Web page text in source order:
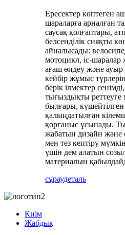
Ересектер көптеген
шараларға арналған
саусақ қолғаптары,
белсенділік сияқты
айналысады:
мотоцикл, іс-шаралар
ағаш өңдеу және ауыр
кейбір жұмыс
берік ілмектер
тығыздықты реттеуге
былғары, күшейтілген
қалыңдатылған
қорғаныс ұсынады.
жабатын дизайн
мен тез кептіру
үшін дем алатын
материалын
сұраудеталь
Киім
Жабдық